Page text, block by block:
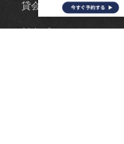
貸会議室